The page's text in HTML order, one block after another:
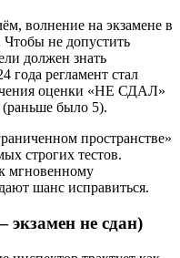
волнение на экзамене в
не допустить
должен знать
года регламент стал
оценки «НЕ СДАЛ»
было 5).
пространстве»
строгих тестов.
мгновенному
шанс исправиться.
не сдан)